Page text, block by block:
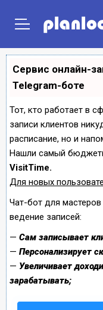
ГЛАВНАЯ
ПРОЕКТЫ ДОМОВ
ПРОЕКТЫ ПОСТРОЕК
Сервис онлайн-
Telegram-боте
Тот, кто работает в
записи клиентов
расписание, но и
Нашли самый
VisitTime.
Для новых
Чат-бот для
ведение записей:
— Сам записывает
— Персонализирует
— Увеличивает
зарабатывать;